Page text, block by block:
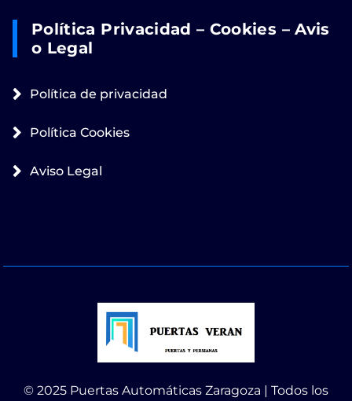
Política Privacidad – Cookies – Avis
O Legal
Política de privacidad
Política Cookies
Aviso Legal
© 2025 Puertas Automáticas Zaragoza | Todos los